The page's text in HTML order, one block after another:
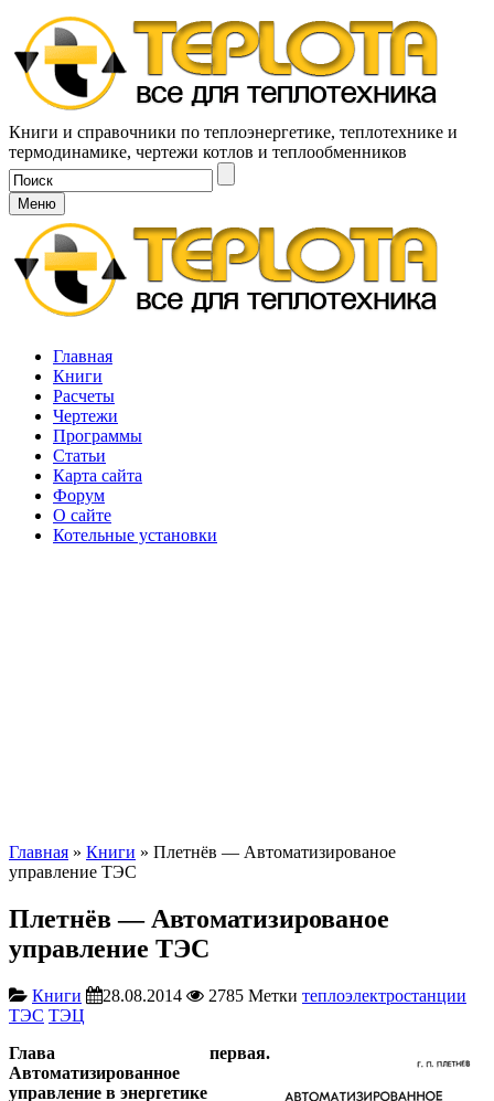
Книги и справочники по теплоэнергетике, теплотехнике и
термодинамике, чертежи котлов и теплообменников
Меню
Главная
Книги
Расчеты
Чертежи
Программы
Статьи
Карта сайта
Форум
О сайте
Котельные установки
Главная » Книги » Плетнёв — Автоматизированое
управление ТЭС
Плетнёв — Автоматизированое
управление ТЭС
Книги 28.08.2014 2785 Метки теплоэлектростанции
ТЭС ТЭЦ
Глава первая.
Автоматизированное
управление в энергетике